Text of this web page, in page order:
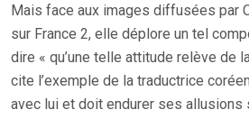
Mais face aux images diffusées par
sur France 2, elle déplore un tel
dire « qu’une telle attitude relève de
cite l’exemple de la traductrice
avec lui et doit endurer ses